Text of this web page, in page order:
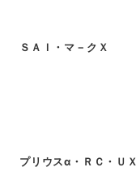
ＳＡＩ・マ－クＸ
プリウスα・ＲＣ・ＵＸ